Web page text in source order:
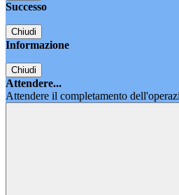
Successo
Chiudi
Informazione
Chiudi
Attendere...
Attendere il completamento